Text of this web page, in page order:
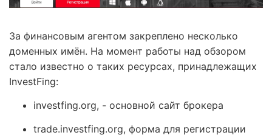
За финансовым агентом закреплено несколько
доменных имён. На момент работы над обзором
стало известно о таких ресурсах, принадлежащих
InvestFing:
investfing.org, - основной сайт брокера
trade.investfing.org, форма для регистрации